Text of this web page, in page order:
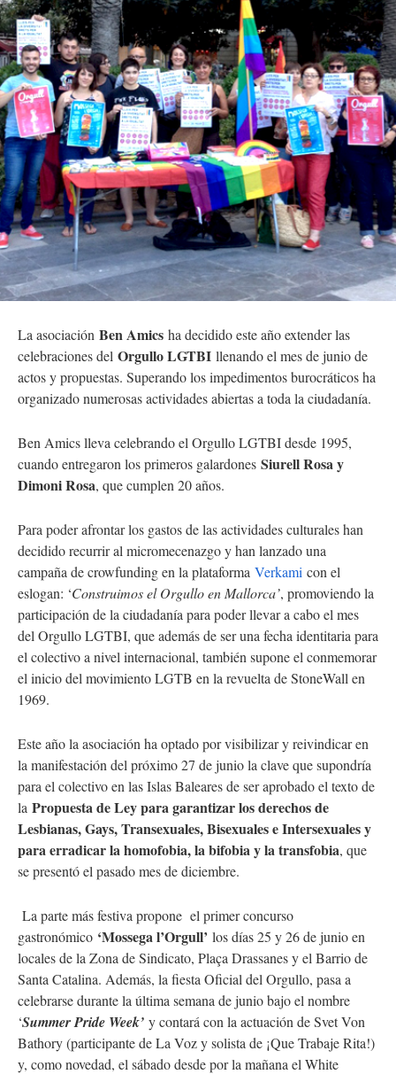
La asociación Ben Amics ha decidido este año extender las
celebraciones del Orgullo LGTBI llenando el mes de junio de
actos y propuestas. Superando los impedimentos burocráticos ha
organizado numerosas actividades abiertas a toda la ciudadanía.
Ben Amics lleva celebrando el Orgullo LGTBI desde 1995,
cuando entregaron los primeros galardones Siurell Rosa y
Dimoni Rosa, que cumplen 20 años.
Para poder afrontar los gastos de las actividades culturales han
decidido recurrir al micromecenazgo y han lanzado una
campaña de crowfunding en la plataforma Verkami con el
eslogan: ‘Construimos el Orgullo en Mallorca’, promoviendo la
participación de la ciudadanía para poder llevar a cabo el mes
del Orgullo LGTBI, que además de ser una fecha identitaria para
el colectivo a nivel internacional, también supone el conmemorar
el inicio del movimiento LGTB en la revuelta de StoneWall en
1969.
Este año la asociación ha optado por visibilizar y reivindicar en
la manifestación del próximo 27 de junio la clave que supondría
para el colectivo en las Islas Baleares de ser aprobado el texto de
la Propuesta de Ley para garantizar los derechos de
Lesbianas, Gays, Transexuales, Bisexuales e Intersexuales y
para erradicar la homofobia, la bifobia y la transfobia, que
se presentó el pasado mes de diciembre.
La parte más festiva propone el primer concurso
gastronómico ‘Mossega l’Orgull’ los días 25 y 26 de junio en
locales de la Zona de Sindicato, Plaça Drassanes y el Barrio de
Santa Catalina. Además, la fiesta Oficial del Orgullo, pasa a
celebrarse durante la última semana de junio bajo el nombre
‘Summer Pride Week’ y contará con la actuación de Svet Von
Bathory (participante de La Voz y solista de ¡Que Trabaje Rita!)
y, como novedad, el sábado desde por la mañana el White